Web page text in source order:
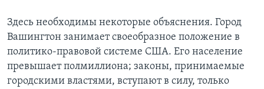
Learning English
СОЦИАЛЬНЫЕ СЕТИ
Здесь необходимы некоторые объяснения. Город
Вашингтон занимает своеобразное положение в
политико-правовой системе США. Его население
превышает полмиллиона; законы, принимаемые
городскими властями, вступают в силу, только